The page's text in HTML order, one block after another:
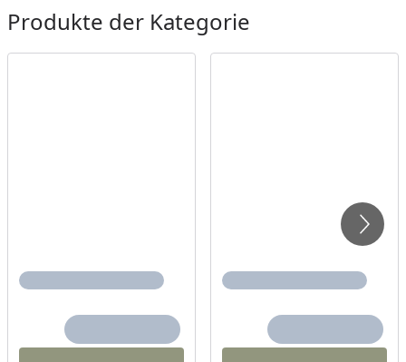
Produkte der Kategorie